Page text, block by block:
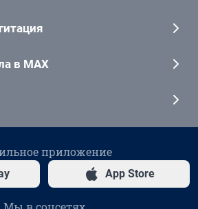
в MAX
приложение
App Store